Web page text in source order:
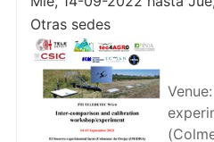
Otras sedes